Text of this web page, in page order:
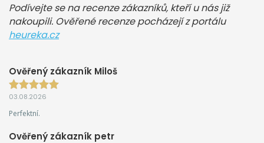
Podívejte se na recenze zákazníků, kteří u nás již
nakoupili. Ověřené recenze pocházejí z portálu
heureka.cz
Ověřený zákazník Miloš
03.08.2026
Perfektní.
Ověřený zákazník petr